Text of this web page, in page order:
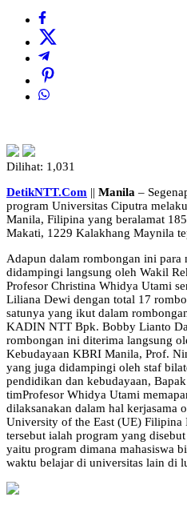
Dilihat: 1,031
DetikNTT.Com || Manila –
program Universitas Ciputra
Manila, Filipina yang beralamat
Makati, 1229 Kalakhang Maynila
Adapun dalam rombongan ini para
didampingi langsung oleh Wakil
Profesor Christina Whidya Utami
Liliana Dewi dengan total 17
satunya yang ikut dalam
KADIN NTT Bpk. Bobby Lianto
rombongan ini diterima langsung
Kebudayaan KBRI Manila, Prof.
yang juga didampingi oleh staf
pendidikan dan kebudayaan,
timProfesor Whidya Utami
dilaksanakan dalam hal kerjasama
University of the East (UE) Filipina
tersebut ialah program yang
yaitu program dimana mahasiswa
waktu belajar di universitas lain di